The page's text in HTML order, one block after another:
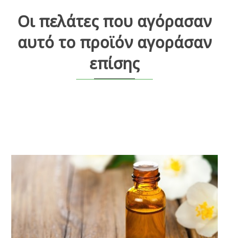
Οι πελάτες που αγόρασαν
αυτό το προϊόν αγοράσαν
επίσης